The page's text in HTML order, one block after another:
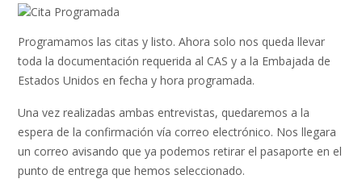
Programamos las citas y listo. Ahora solo nos queda llevar
toda la documentación requerida al CAS y a la Embajada de
Estados Unidos en fecha y hora programada.
Una vez realizadas ambas entrevistas, quedaremos a la
espera de la confirmación vía correo electrónico. Nos llegara
un correo avisando que ya podemos retirar el pasaporte en el
punto de entrega que hemos seleccionado.